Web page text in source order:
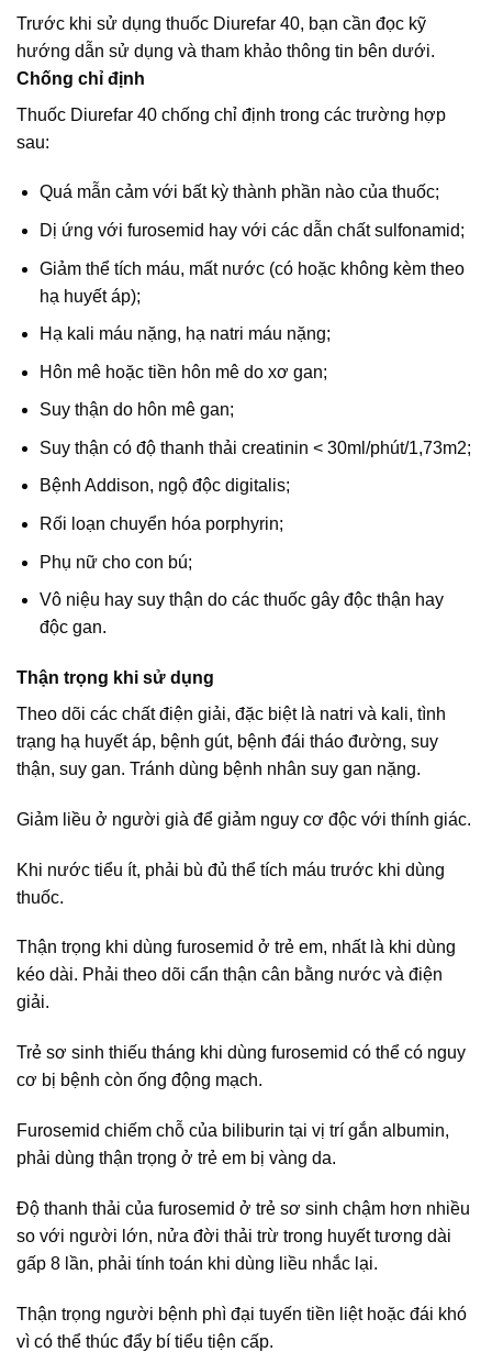
Trước khi sử dụng thuốc Diurefar 40, bạn cần đọc kỹ
hướng dẫn sử dụng và tham khảo thông tin bên dưới.
Chống chỉ định
Thuốc Diurefar 40 chống chỉ định trong các trường hợp
sau:
Quá mẫn cảm với bất kỳ thành phần nào của thuốc;
Dị ứng với furosemid hay với các dẫn chất sulfonamid;
Giảm thể tích máu, mất nước (có hoặc không kèm theo
hạ huyết áp);
Hạ kali máu nặng, hạ natri máu nặng;
Hôn mê hoặc tiền hôn mê do xơ gan;
Suy thận do hôn mê gan;
Suy thận có độ thanh thải creatinin < 30ml/phút/1,73m2;
Bệnh Addison, ngộ độc digitalis;
Rối loạn chuyển hóa porphyrin;
Phụ nữ cho con bú;
Vô niệu hay suy thận do các thuốc gây độc thận hay
độc gan.
Thận trọng khi sử dụng
Theo dõi các chất điện giải, đặc biệt là natri và kali, tình
trạng hạ huyết áp, bệnh gút, bệnh đái tháo đường, suy
thận, suy gan. Tránh dùng bệnh nhân suy gan nặng.
Giảm liều ở người già để giảm nguy cơ độc với thính giác.
Khi nước tiểu ít, phải bù đủ thể tích máu trước khi dùng
thuốc.
Thận trọng khi dùng furosemid ở trẻ em, nhất là khi dùng
kéo dài. Phải theo dõi cẩn thận cân bằng nước và điện
giải.
Trẻ sơ sinh thiếu tháng khi dùng furosemid có thể có nguy
cơ bị bệnh còn ống động mạch.
Furosemid chiếm chỗ của biliburin tại vị trí gắn albumin,
phải dùng thận trọng ở trẻ em bị vàng da.
Độ thanh thải của furosemid ở trẻ sơ sinh chậm hơn nhiều
so với người lớn, nửa đời thải trừ trong huyết tương dài
gấp 8 lần, phải tính toán khi dùng liều nhắc lại.
Thận trọng người bệnh phì đại tuyến tiền liệt hoặc đái khó
vì có thể thúc đẩy bí tiểu tiện cấp.